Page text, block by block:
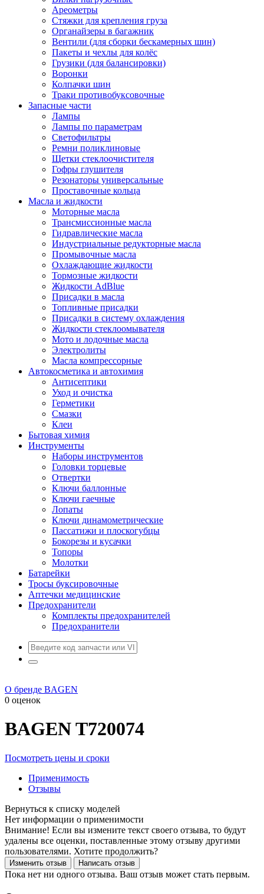
Ареометры
Стяжки для крепления груза
Органайзеры в багажник
Вентили (для сборки бескамерных шин)
Пакеты и чехлы для колёс
Грузики (для балансировки)
Воронки
Колпачки шин
Траки противобуксовочные
Запасные части
Лампы
Лампы по параметрам
Светофильтры
Ремни поликлиновые
Щетки стеклоочистителя
Гофры глушителя
Резонаторы универсальные
Проставочные кольца
Масла и жидкости
Моторные масла
Трансмиссионные масла
Гидравлические масла
Индустриальные редукторные масла
Промывочные масла
Охлаждающие жидкости
Тормозные жидкости
Жидкости AdBlue
Присадки в масла
Топливные присадки
Присадки в систему охлаждения
Жидкости стеклоомывателя
Мото и лодочные масла
Электролиты
Масла компрессорные
Автокосметика и автохимия
Антисептики
Уход и очистка
Герметики
Смазки
Клеи
Бытовая химия
Инструменты
Наборы инструментов
Головки торцевые
Отвертки
Ключи баллонные
Ключи гаечные
Лопаты
Ключи динамометрические
Пассатижи и плоскогубцы
Бокорезы и кусачки
Топоры
Молотки
Батарейки
Тросы буксировочные
Аптечки медицинские
Предохранители
Комплекты предохранителей
Предохранители
О бренде BAGEN
0 оценок
BAGENT720074
Посмотреть цены и сроки
Применимость
Отзывы
Нет информации о применимости
Внимание! Если вы измените текст своего отзыва, то будут
удалены все оценки, поставленные этому отзыву другими
пользователями. Хотите продолжить?
Пока нет ни одного отзыва. Ваш отзыв может стать первым.